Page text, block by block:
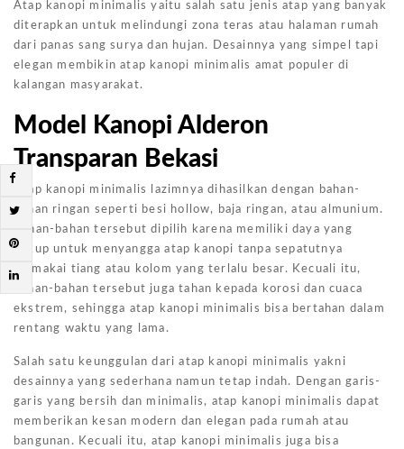
Atap kanopi minimalis yaitu salah satu jenis atap yang banyak
diterapkan untuk melindungi zona teras atau halaman rumah
dari panas sang surya dan hujan. Desainnya yang simpel tapi
elegan membikin atap kanopi minimalis amat populer di
kalangan masyarakat.
Model Kanopi Alderon
Transparan Bekasi
Atap kanopi minimalis lazimnya dihasilkan dengan bahan-
bahan ringan seperti besi hollow, baja ringan, atau almunium.
Bahan-bahan tersebut dipilih karena memiliki daya yang
cukup untuk menyangga atap kanopi tanpa sepatutnya
memakai tiang atau kolom yang terlalu besar. Kecuali itu,
bahan-bahan tersebut juga tahan kepada korosi dan cuaca
ekstrem, sehingga atap kanopi minimalis bisa bertahan dalam
rentang waktu yang lama.
Salah satu keunggulan dari atap kanopi minimalis yakni
desainnya yang sederhana namun tetap indah. Dengan garis-
garis yang bersih dan minimalis, atap kanopi minimalis dapat
memberikan kesan modern dan elegan pada rumah atau
bangunan. Kecuali itu, atap kanopi minimalis juga bisa